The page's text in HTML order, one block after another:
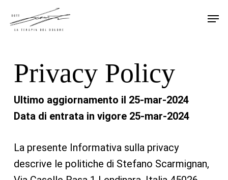
Privacy Policy
Ultimo aggiornamento il 25-mar-2024
Data di entrata in vigore 25-mar-2024
La presente Informativa sulla privacy
descrive le politiche di Stefano Scarmignan,